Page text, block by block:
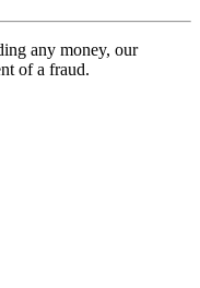
any money, our
of a fraud.